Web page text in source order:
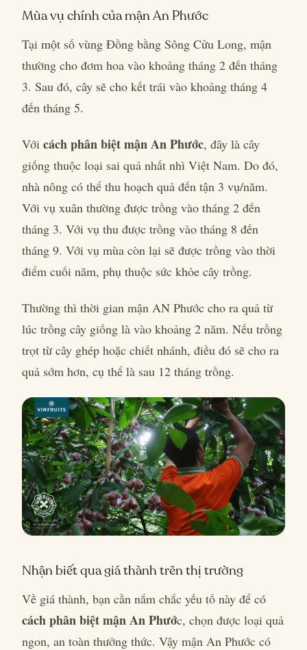
Mùa vụ chính của mận An Phước
Tại một số vùng Đồng bằng Sông Cửu Long, mận
thường cho đơm hoa vào khoảng tháng 2 đến tháng
3. Sau đó, cây sẽ cho kết trái vào khoảng tháng 4
đến tháng 5.
Với cách phân biệt mận An Phước, đây là cây
giống thuộc loại sai quả nhất nhì Việt Nam. Do đó,
nhà nông có thể thu hoạch quả đến tận 3 vụ/năm.
Với vụ xuân thường được trồng vào tháng 2 đến
tháng 3. Với vụ thu được trồng vào tháng 8 đến
tháng 9. Với vụ mùa còn lại sẽ được trồng vào thời
điểm cuối năm, phụ thuộc sức khỏe cây trồng.
Thường thì thời gian mận AN Phước cho ra quả từ
lúc trồng cây giống là vào khoảng 2 năm. Nếu trồng
trọt từ cây ghép hoặc chiết nhánh, điều đó sẽ cho ra
quả sớm hơn, cụ thể là sau 12 tháng trồng.
Nhận biết qua giá thành trên thị trường
Về giá thành, bạn cần nắm chắc yếu tố này để có
cách phân biệt mận An Phước, chọn được loại quả
ngon, an toàn thưởng thức. Vậy mận An Phước có